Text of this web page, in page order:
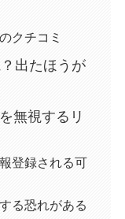
クチコミ
出たほうが
無視するリ
登録される可
る恐れがある